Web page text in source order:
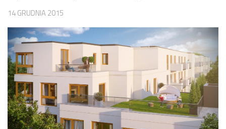
14 GRUDNIA 2015